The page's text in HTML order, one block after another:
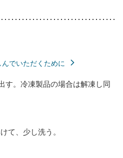
でいただくために
す。冷凍製品の場合は解凍し同
て、少し洗う。